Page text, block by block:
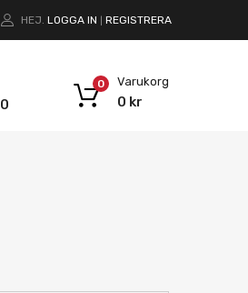
HEJ. LOGGA IN REGISTRERA
Varukorg
0 kr
0